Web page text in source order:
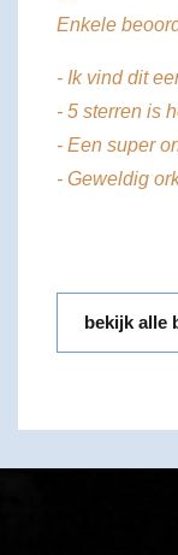
Enkele
- Ik vind dit
- 5 sterren is
- Een super
- Geweldig
bekijk alle